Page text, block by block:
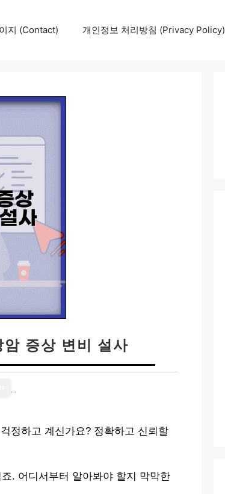
지 (Contact) 개인정보 처리방침 (Privacy Policy)
증상 변비 설사
정하고 계신가요? 정확하고 신뢰할
. 어디서부터 알아봐야 할지 막막한